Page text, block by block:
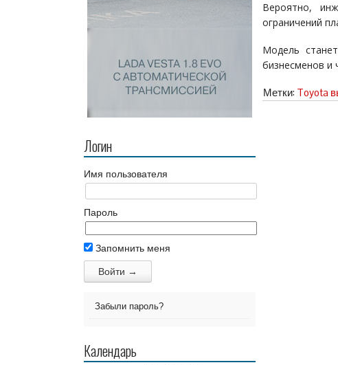
Логин
Имя пользователя
Пароль
Запомнить меня
Забыли пароль?
Календарь
Вероятно,
ограничений
Модель
бизнесменов и
Метки: Toyota